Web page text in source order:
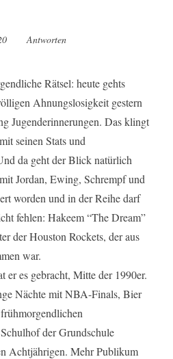
8:01
Antworten
Rätsel: heute gehts
Ahnungslosigkeit gestern
Jugenderinnerungen. Das klingt
seinen Stats und
da geht der Blick natürlich
Jordan, Ewing, Schrempf und
worden und in der Reihe darf
fehlen: Hakeem “The Dream”
der Houston Rockets, der aus
war.
er es gebracht, Mitte der 1990er.
Nächte mit NBA-Finals, Bier
der Grundschule
Achtjährigen. Mehr Publikum